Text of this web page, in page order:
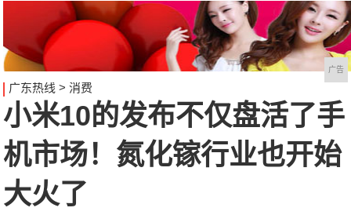
广告
广东热线 > 消费
小米10的发布不仅盘活了手
机市场！氮化镓行业也开始
大火了